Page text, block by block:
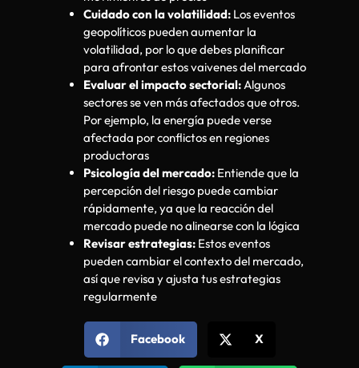
Cuidado con la volatilidad: Los eventos
geopolíticos pueden aumentar la
volatilidad, por lo que debes planificar
para afrontar estos vaivenes del mercado
Evaluar el impacto sectorial: Algunos
sectores se ven más afectados que otros.
Por ejemplo, la energía puede verse
afectada por conflictos en regiones
productoras
Psicología del mercado: Entiende que la
percepción del riesgo puede cambiar
rápidamente, ya que la reacción del
mercado puede no alinearse con la lógica
Revisar estrategias: Estos eventos
pueden cambiar el contexto del mercado,
así que revisa y ajusta tus estrategias
regularmente
Facebook X